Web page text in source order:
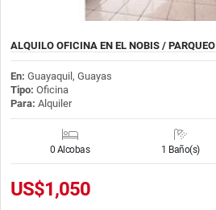
ALQUILO OFICINA EN EL NOBIS / PARQUEO
En: Guayaquil, Guayas
Tipo: Oficina
Para: Alquiler
0 Alcobas 1 Baño(s)
US$1,050